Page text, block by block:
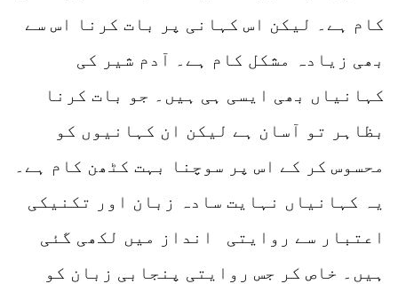
کام ہے۔ لیکن اس کہانی پر بات کرنا اس سے
بھی زیادہ مشکل کام ہے۔ آدم شیر کی
کہانیاں بھی ایسی ہی ہیں۔ جو بات کرنا
بظاہر تو آسان ہے لیکن ان کہانیوں کو
محسوس کر کے اس پر سوچنا بہت کٹھن کام ہے۔
یہ کہانیاں نہایت سادہ زبان اور تکنیکی
اعتبار سے روایتی انداز میں لکھی گئی
ہیں۔ خاص کر جس روایتی پنجابی زبان کو